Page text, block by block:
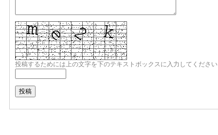
投稿するためには上の文字を下のテキストボックスに入力してくださ